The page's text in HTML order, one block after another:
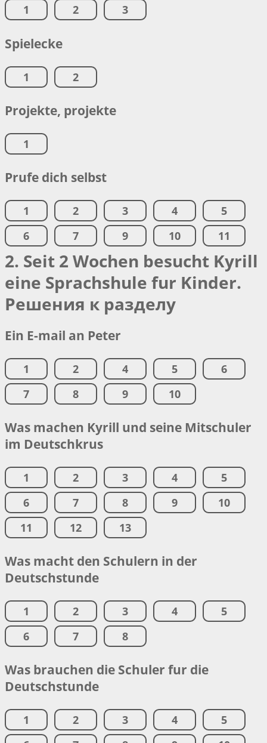
1 2 3
Spielecke
1 2
Projekte, projekte
1
Prufe dich selbst
1 2 3 4
5
6
7 9 10 11
2. Seit 2 Wochen besucht Kyrill
eine Sprachshule fur Kinder.
Решения к разделу
Ein E-mail an Peter
1 2 4 5
6
7
8 9 10
Was machen Kyrill und seine Mitschuler
im Deutschkrus
1 2 3 4
5
6
7 8 9
10
11
12 13
Was macht den Schulern in der
Deutschstunde
1 2 3 4
5
6
7 8
Was brauchen die Schuler fur die
Deutschstunde
1 2 3 4
5